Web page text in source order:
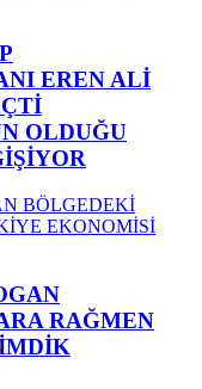
EREN ALİ
OLDUĞU
RAĞMEN